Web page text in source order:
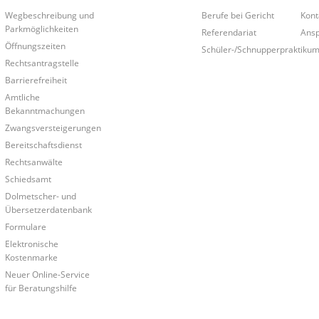
Wegbeschreibung und
Parkmöglichkeiten
Öffnungszeiten
Rechtsantragstelle
Barrierefreiheit
Amtliche
Bekanntmachungen
Zwangsversteigerungen
Bereitschaftsdienst
Rechtsanwälte
Schiedsamt
Dolmetscher- und
Übersetzerdatenbank
Formulare
Elektronische
Kostenmarke
Neuer Online-Service
für Beratungshilfe
Berufe bei Gericht
Referendariat
Schüler-/